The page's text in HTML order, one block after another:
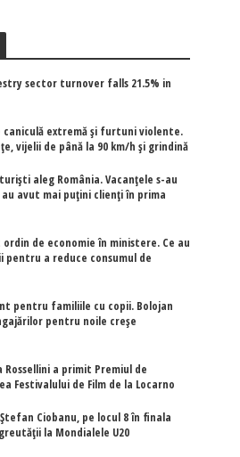
sector turnover falls 21.5% in
caniculă extremă și furtuni violente.
vijelii de până la 90 km/h și grindină
aleg România. Vacanțele s-au
avut mai puțini clienți în prima
de economie în ministere. Ce au
pentru a reduce consumul de
pentru familiile cu copii. Bolojan
pentru noile creșe
a primit Premiul de
Festivalului de Film de la Locarno
Ciobanu, pe locul 8 în finala
la Mondialele U20